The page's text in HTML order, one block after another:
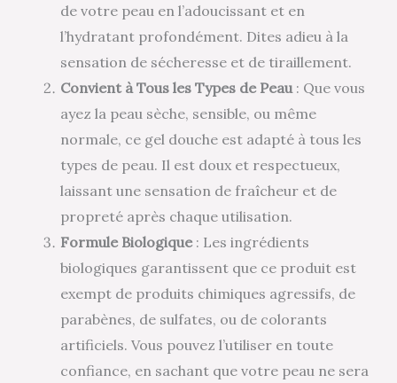
de votre peau en l’adoucissant et en
l’hydratant profondément. Dites adieu à la
sensation de sécheresse et de tiraillement.
Convient à Tous les Types de Peau : Que vous
ayez la peau sèche, sensible, ou même
normale, ce gel douche est adapté à tous les
types de peau. Il est doux et respectueux,
laissant une sensation de fraîcheur et de
propreté après chaque utilisation.
Formule Biologique: Les ingrédients
biologiques garantissent que ce produit est
exempt de produits chimiques agressifs, de
parabènes, de sulfates, ou de colorants
artificiels. Vous pouvez l’utiliser en toute
confiance, en sachant que votre peau ne sera